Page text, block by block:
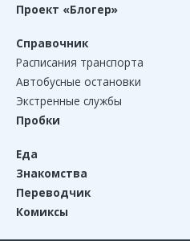
Проект «Блогер»
Справочник
Расписания транспорта
Автобусные остановки
Экстренные службы
Пробки
Еда
Знакомства
Переводчик
Комиксы